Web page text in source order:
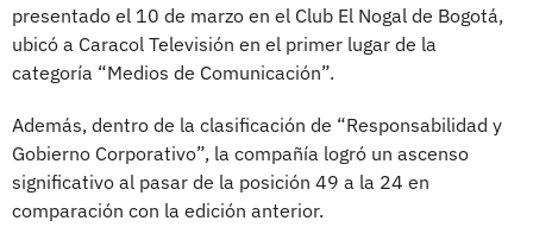
presentado el 10 de marzo en el Club El Nogal de Bogotá,
ubicó a Caracol Televisión en el primer lugar de la
categoría “Medios de Comunicación”.
Además, dentro de la clasificación de “Responsabilidad y
Gobierno Corporativo”, la compañía logró un ascenso
significativo al pasar de la posición 49 a la 24 en
comparación con la edición anterior.